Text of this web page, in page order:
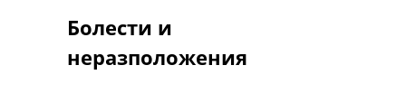
Болести и
неразположения